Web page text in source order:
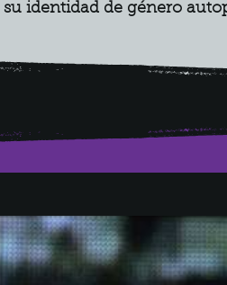
su identidad de género